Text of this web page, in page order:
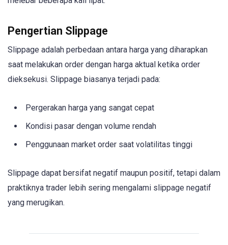
Pengertian Slippage
Slippage adalah perbedaan antara harga yang diharapkan
saat melakukan order dengan harga aktual ketika order
dieksekusi. Slippage biasanya terjadi pada:
Pergerakan harga yang sangat cepat
Kondisi pasar dengan volume rendah
Penggunaan market order saat volatilitas tinggi
Slippage dapat bersifat negatif maupun positif, tetapi dalam
praktiknya trader lebih sering mengalami slippage negatif
yang merugikan.